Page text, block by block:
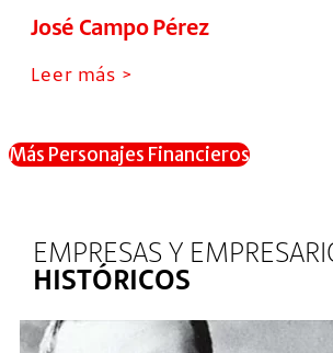
José Campo Pérez
Leer más >
Más Personajes Financieros
EMPRESAS Y
HISTÓRICOS